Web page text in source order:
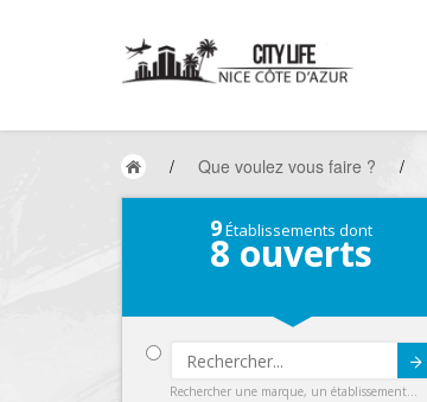
/ Que voulez vous faire ? /
9Établissements dont
8 ouverts
Rechercher une marque, un établissement...